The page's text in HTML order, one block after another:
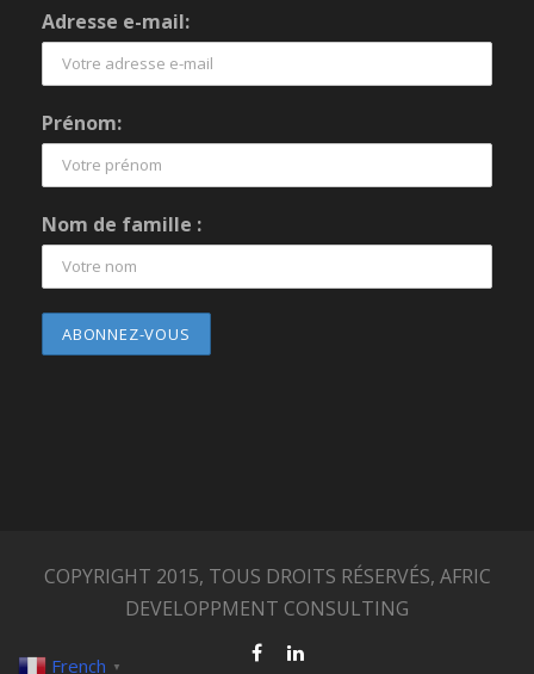
Adresse e-mail:
Prénom:
Nom de famille :
COPYRIGHT 2015, TOUS DROITS RÉSERVÉS, AFRIC
DEVELOPPMENT CONSULTING
French ▼